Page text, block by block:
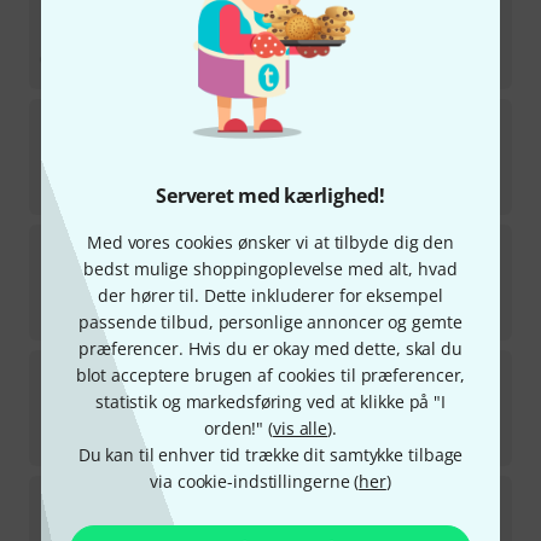
Serveret med kærlighed!
Med vores cookies ønsker vi at tilbyde dig den
bedst mulige shoppingoplevelse med alt, hvad
der hører til. Dette inkluderer for eksempel
passende tilbud, personlige annoncer og gemte
præferencer. Hvis du er okay med dette, skal du
blot acceptere brugen af cookies til præferencer,
statistik og markedsføring ved at klikke på "I
orden!" (vis alle).
Du kan til enhver tid trække dit samtykke tilbage
via cookie-indstillingerne (her)
på lager
CSE 25 NN 7A PUR
2.499kr
CordialCSE 0,5 HH 5e PUR
2
på lager
195kr
CordialCSE 20 HH 5e PUR
1
på lager
899 kr
CordialCSE 0,5 NH 5e PUR